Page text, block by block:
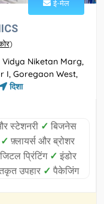
ई-मेल
)
Niketan Marg,
I, Goregaon West,
दिशा
स्टेशनरी ✓ बिजनेस
✓ फ़्लायर्स और ब्रोशर
प्रिंटिंग ✓ इंडोर
उपहार ✓ पैकेजिंग